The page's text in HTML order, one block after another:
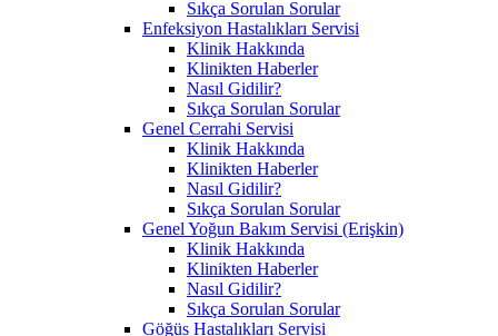
Sıkça Sorulan Sorular
Enfeksiyon Hastalıkları Servisi
Klinik Hakkında
Klinikten Haberler
Nasıl Gidilir?
Sıkça Sorulan Sorular
Genel Cerrahi Servisi
Klinik Hakkında
Klinikten Haberler
Nasıl Gidilir?
Sıkça Sorulan Sorular
Genel Yoğun Bakım Servisi (Erişkin)
Klinik Hakkında
Klinikten Haberler
Nasıl Gidilir?
Sıkça Sorulan Sorular
Göğüs Hastalıkları Servisi